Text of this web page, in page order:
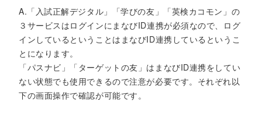
A.「入試正解デジタル」「学びの友」「英検カコモン」の
３サービスはログインにまなびID連携が必須なので、ログ
インしているということはまなびID連携しているというこ
とになります。
「パスナビ」「ターゲットの友」はまなびID連携をしてい
ない状態でも使用できるので注意が必要です。それぞれ以
下の画面操作で確認が可能です。